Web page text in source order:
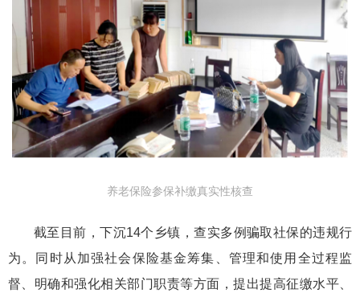
养老保险参保补缴真实性核查
截至 目前 ，下沉14个乡镇 ，查实多例骗取社保的违规行
为 。同时从加强社会保险基金筹集、管理和使用全过程监
督、明确和强化相关部门职责等方面，提出提高征缴水平、